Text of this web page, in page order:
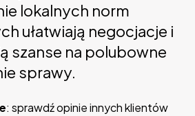
lokalnych norm
ułatwiają negocjacje i
szanse na polubowne
sprawy.
: sprawdź opinie innych klientów